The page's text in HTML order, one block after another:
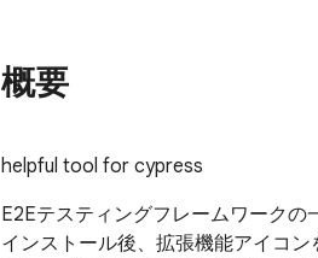
概要
helpful tool for cypress
E2Eテスティングフレームワークの
インストール後、拡張機能アイコ